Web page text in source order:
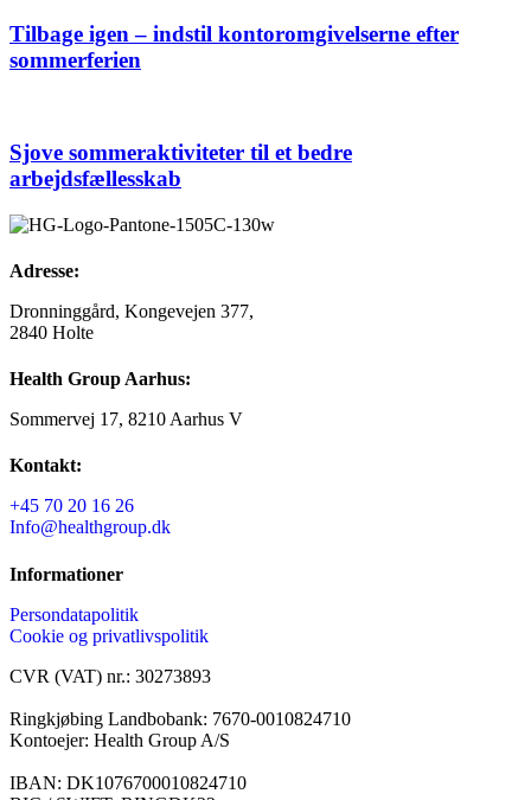
Tilbage igen – indstil kontoromgivelserne efter
sommerferien
Sjove sommeraktiviteter til et bedre
arbejdsfællesskab
Adresse:
Dronninggård, Kongevejen 377,
2840 Holte
Health Group Aarhus:
Sommervej 17, 8210 Aarhus V
Kontakt:
+45 70 20 16 26
Info@healthgroup.dk
Informationer
Persondatapolitik
Cookie og privatlivspolitik
CVR (VAT) nr.: 30273893
Ringkjøbing Landbobank: 7670-0010824710
Kontoejer: Health Group A/S
IBAN: DK1076700010824710